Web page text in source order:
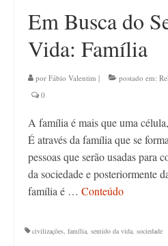
Em Busca do
Vida: Família
por Fábio Valentim | postado em:
0
A família é mais que uma
É através da família que se
pessoas que serão usadas para
da sociedade e posteriormente
família é … Conteúdo
civilizações família sentido da vida sociedade